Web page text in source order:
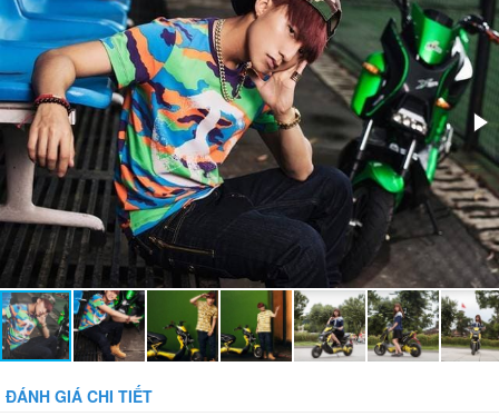
Bánh xe:Không săm - Kích cỡ: 3.00-10 4PR
Bảo vệ dòng:14 + / -2.0A
Bảo vệ tụt áp:42 + / - 1.0V
Phụ kiện đi kèm:Sạc 60V 20Ah, Dây sạc, Khóa báo động chống
trộm, Gương, Có xi-nhan
ĐÁNH GIÁ CHI TIẾT